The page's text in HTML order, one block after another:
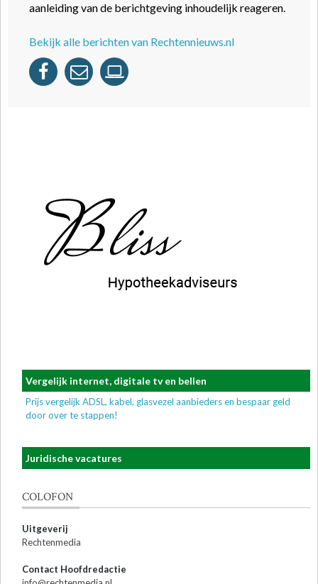
aanleiding van de berichtgeving inhoudelijk reageren.
Bekijk alle berichten van Rechtennieuws.nl
Vergelijk internet, digitale tv en bellen
Prijs vergelijk ADSL, kabel, glasvezel aanbieders en bespaar geld
door over te stappen!
Juridische vacatures
COLOFON
Uitgeverij
Rechtenmedia
Contact Hoofdredactie